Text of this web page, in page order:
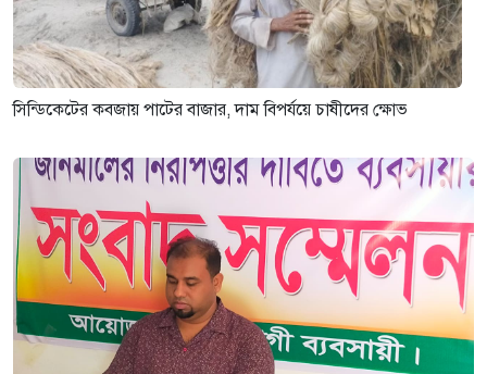
সিন্ডিকেটের কবজায় পাটের বাজার, দাম বিপর্যয়ে চাষীদের ক্ষোভ